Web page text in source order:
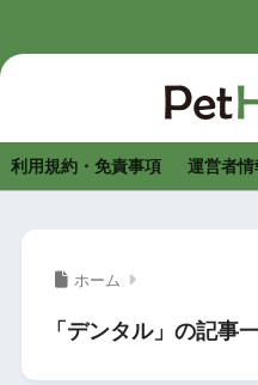
利用規約・免責事項 運営者
ホーム
「デンタル」の記事